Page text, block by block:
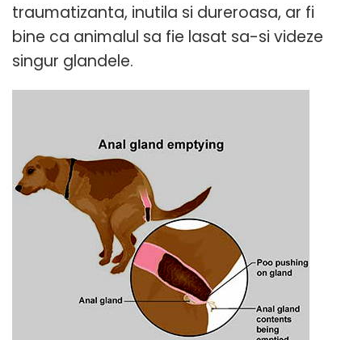
traumatizanta, inutila si dureroasa, ar fi
bine ca animalul sa fie lasat sa-si videze
singur glandele.